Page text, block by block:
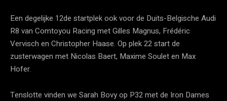
Een degelijke 12de startplek ook voor de Duits-Belgische Audi
R8 van Comtoyou Racing met Gilles Magnus, Frédéric
Vervisch en Christopher Haase. Op plek 22 start de
zusterwagen met Nicolas Baert, Maxime Soulet en Max
Hofer.
Tenslotte vinden we Sarah Bovy op P32 met de Iron Dames